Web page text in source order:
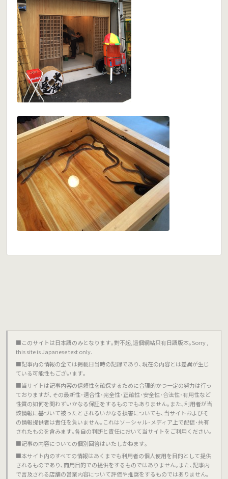
■このサイトは日本語のみとなります｡對不起,這個網站只有日語版本｡Sorry ,
this site is Japanese text only.
■記事内の情報の全ては掲載日当時の記録であり､現在の内容とは差異が生じ
ている可能性もございます｡
■当サイトは記事内容の信頼性を確保するために合理的かつ一定の努力は行っ
ておりますが､その最新性･適合性･完全性･正確性･安全性･合法性･有用性など
性質の如何を問わずいかなる保証をするものでもありません｡また､利用者が当
該情報に基づいて被ったとされるいかなる損害についても､当サイトおよびそ
の情報提供者は責任を負いません｡これはソーシャル･メディア上で配信･共有
されたものを含みます｡各自の判断と責任において当サイトをご利用ください｡
■記事の内容についての個別回答はいたしかねます｡
■本サイト内のすべての情報はあくまでも利用者の個人使用を目的として提供
されるものであり､商用目的での提供をするものではありません｡また､記事内
で言及される店舗の営業内容について評価や推奨をするものではありません｡